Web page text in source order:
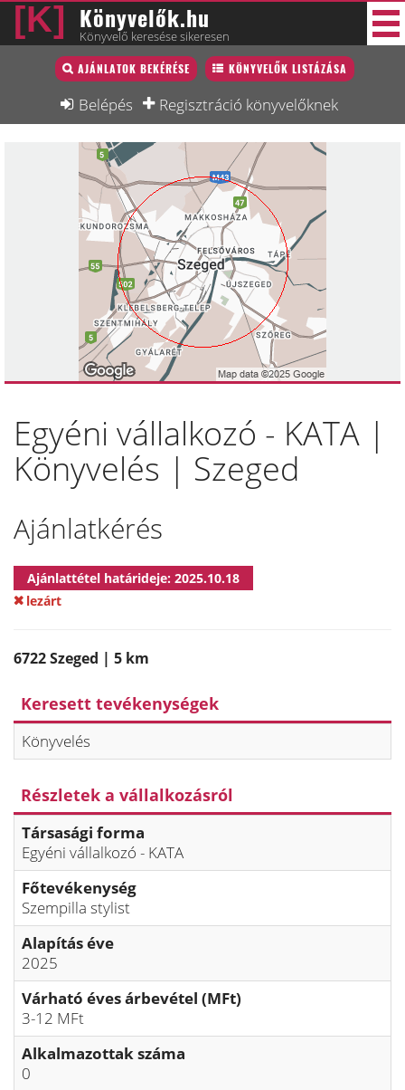
Könyvelők.hu
Könyvelő keresése sikeresen
AJÁNLATOK BEKÉRÉSE KÖNYVELŐK LISTÁZÁSA
Belépés Regisztráció könyvelőknek
Könyvelő lista
Könyvelési munkák
Egyéni vállalkozó - KATA |
Könyvelés | Szeged
Ajánlatkérés
Ajánlattétel határideje: 2025.10.18
lezárt
6722 Szeged | 5 km
Keresett tevékenységek
Könyvelés
Részletek a vállalkozásról
Társasági forma
Egyéni vállalkozó - KATA
Főtevékenység
Szempilla stylist
Alapítás éve
2025
Várható éves árbevétel (MFt)
3-12 MFt
Alkalmazottak száma
0